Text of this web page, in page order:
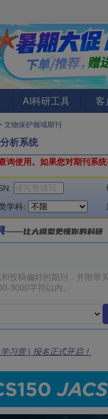
AI科研工具 客
文物保护领域期刊
析系统
使用。 如果您对期刊系
学科:
习营 | 报名正式开启！